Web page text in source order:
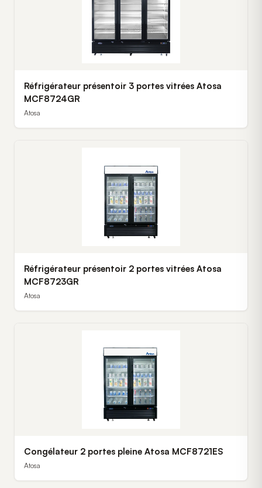
Réfrigérateur présentoir 3 portes vitrées Atosa
MCF8724GR
Atosa
Réfrigérateur présentoir 2 portes vitrées Atosa
MCF8723GR
Atosa
Congélateur 2 portes pleine Atosa MCF8721ES
Atosa